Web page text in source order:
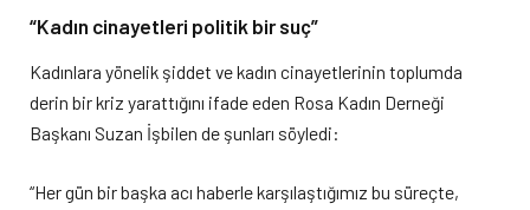
“Kadın cinayetleri politik bir suç”
Kadınlara yönelik şiddet ve kadın cinayetlerinin toplumda
derin bir kriz yarattığını ifade eden Rosa Kadın Derneği
Başkanı Suzan İşbilen de şunları söyledi:
“Her gün bir başka acı haberle karşılaştığımız bu süreçte,